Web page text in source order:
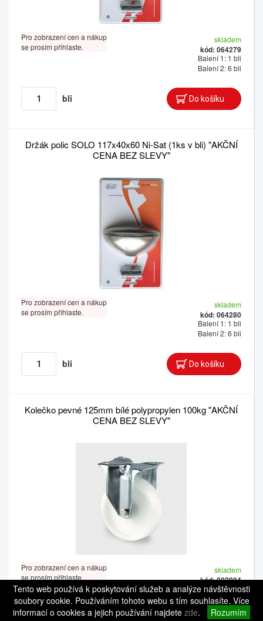
Pro zobrazení cen a nákup
se prosím přihlaste.
skladem
kód: 064279
Balení 1: 1 bli
Balení 2: 6 bli
bli
Držák polic SOLO 117x40x60 Ni-Sat (1ks v bli) "AKČNÍ
CENA BEZ SLEVY"
Pro zobrazení cen a nákup
se prosím přihlaste.
skladem
kód: 064280
Balení 1: 1 bli
Balení 2: 6 bli
bli
Kolečko pevné 125mm bílé polypropylen 100kg "AKČNÍ
CENA BEZ SLEVY"
Pro zobrazení cen a nákup
se prosím přihlaste.
skladem
kód: 002994
Balení 1: 1 ks
Balení 2: 24 ks
Tento web používá k poskytování služeb a analýze návštěvnosti
soubory cookie. Používáním tohoto webu s tím souhlasíte. Více
informací o cookies a jejich používání najdete zde. Rozumím